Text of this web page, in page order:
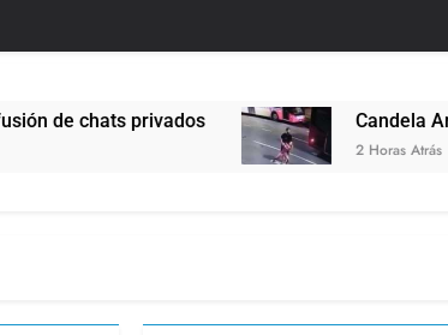
Candela Arizaga confirmó
2 Horas Atrás